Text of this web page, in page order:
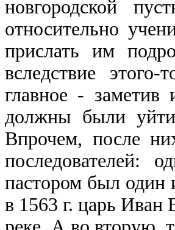
новгородской
относительно
прислать им
вследствие
главное -
должны были
Впрочем, после
последователей:
пастором был один
в 1563 г. царь Иван